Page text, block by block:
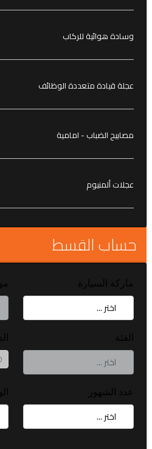
وسادة هوائية للركاب
عجلة قيادة متعددة الوظائف
مصابيح الضباب - امامية
عجلات ألمنيوم
حساب القسط
ماركة السيارة
الفئة
عدد الشهور